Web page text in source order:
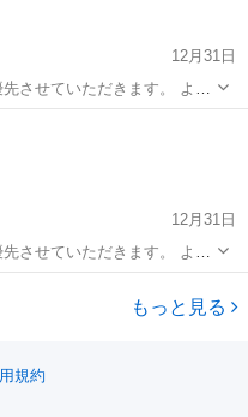
12月31日
させていただきます。 よろ
12月31日
させていただきます。 よろ
もっと見る
規約